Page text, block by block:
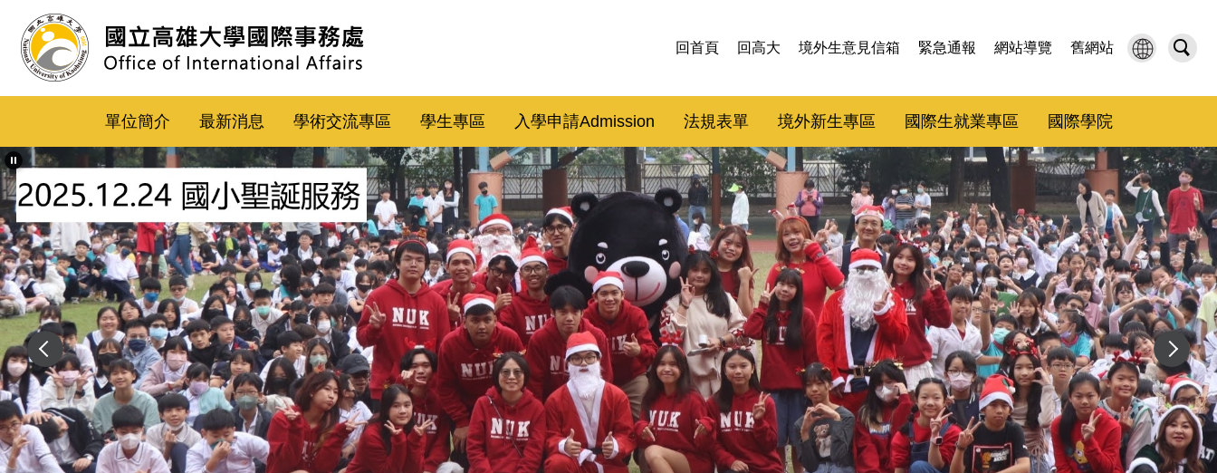
到
主
內
區
回首頁 回高大 境外生意見信箱 緊急通報 網站導覽 舊網站
單位簡介 最新消息 學術交流專區 學生專區 入學申請Admission 法規表單 境外新生專區 國際生就業專區 國際學院